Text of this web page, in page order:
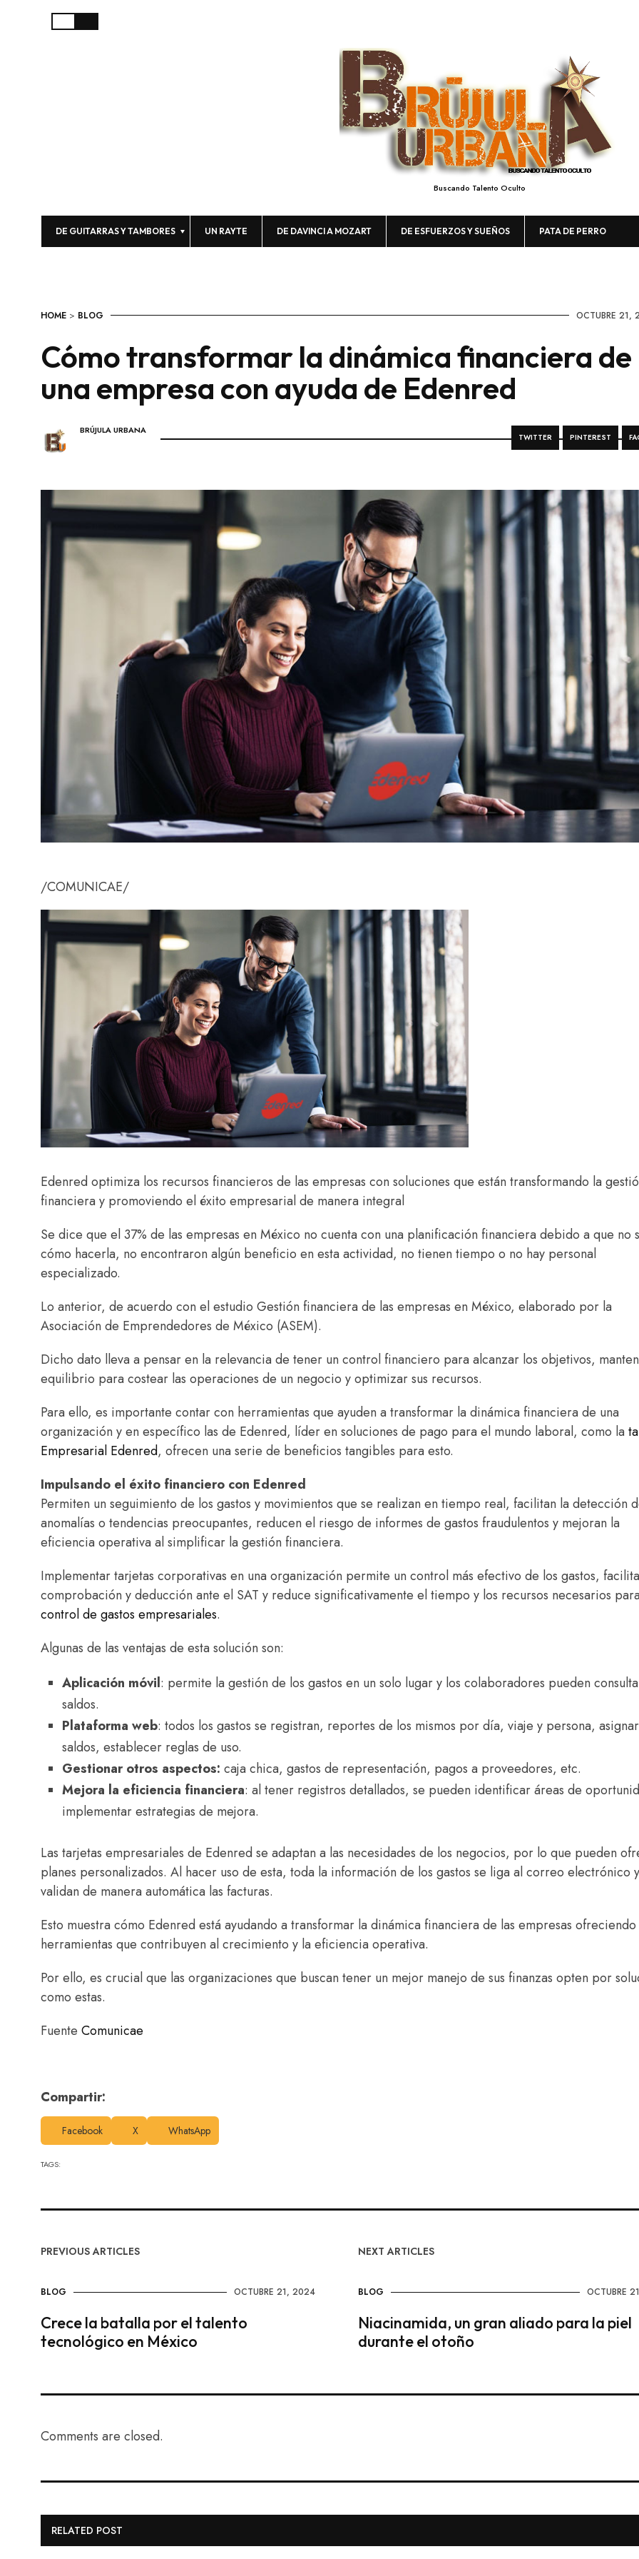
Buscando Talento Oculto
DE GUITARRAS Y TAMBORES UN RAYTE DE DAVINCI A MOZART DE ESFUERZOS Y SUEÑOS PATA DE PERRO
HOME > BLOG OCTUBRE 21,
Cómo transformar la dinámica financiera de
una empresa con ayuda de Edenred
BRÚJULA URBANA
TWITTER PINTEREST
/COMUNICAE/
Edenred optimiza los recursos financieros de las empresas con soluciones que están transformando la
financiera y promoviendo el éxito empresarial de manera integral
Se dice que el 37% de las empresas en México no cuenta con una planificación financiera debido a que no
cómo hacerla, no encontraron algún beneficio en esta actividad, no tienen tiempo o no hay personal
especializado.
Lo anterior, de acuerdo con el estudio Gestión financiera de las empresas en México, elaborado por la
Asociación de Emprendedores de México (ASEM).
Dicho dato lleva a pensar en la relevancia de tener un control financiero para alcanzar los objetivos,
equilibrio para costear las operaciones de un negocio y optimizar sus recursos.
Para ello, es importante contar con herramientas que ayuden a transformar la dinámica financiera de una
organización y en específico las de Edenred, líder en soluciones de pago para el mundo laboral, como la
Empresarial Edenred, ofrecen una serie de beneficios tangibles para esto.
Impulsando el éxito financiero con Edenred
Permiten un seguimiento de los gastos y movimientos que se realizan en tiempo real, facilitan la detección
anomalías o tendencias preocupantes, reducen el riesgo de informes de gastos fraudulentos y mejoran la
eficiencia operativa al simplificar la gestión financiera.
Implementar tarjetas corporativas en una organización permite un control más efectivo de los gastos,
comprobación y deducción ante el SAT y reduce significativamente el tiempo y los recursos necesarios
control de gastos empresariales​.
Algunas de las ventajas de esta solución son:
Aplicación móvil: permite la gestión de los gastos en un solo lugar y los colaboradores pueden
saldos.
Plataforma web: todos los gastos se registran, reportes de los mismos por día, viaje y persona, asignar
saldos, establecer reglas de uso.
Gestionar otros aspectos: caja chica, gastos de representación, pagos a proveedores, etc.
Mejora la eficiencia financiera: al tener registros detallados, se pueden identificar áreas de
implementar estrategias de mejora.
Las tarjetas empresariales de Edenred se adaptan a las necesidades de los negocios, por lo que pueden
planes personalizados. Al hacer uso de esta, toda la información de los gastos se liga al correo electrónico
validan de manera automática las facturas.
Esto muestra cómo Edenred está ayudando a transformar la dinámica financiera de las empresas ofreciendo
herramientas que contribuyen al crecimiento y la eficiencia operativa.
Por ello, es crucial que las organizaciones que buscan tener un mejor manejo de sus finanzas opten por
como estas.
Fuente Comunicae
Compartir:
Facebook X WhatsApp
TAGS:
PREVIOUS ARTICLES
BLOG OCTUBRE 21, 2024
Crece la batalla por el talento
tecnológico en México
NEXT ARTICLES
BLOG OCTUBRE
Niacinamida, un gran aliado para la piel
durante el otoño
Comments are closed.
RELATED POST